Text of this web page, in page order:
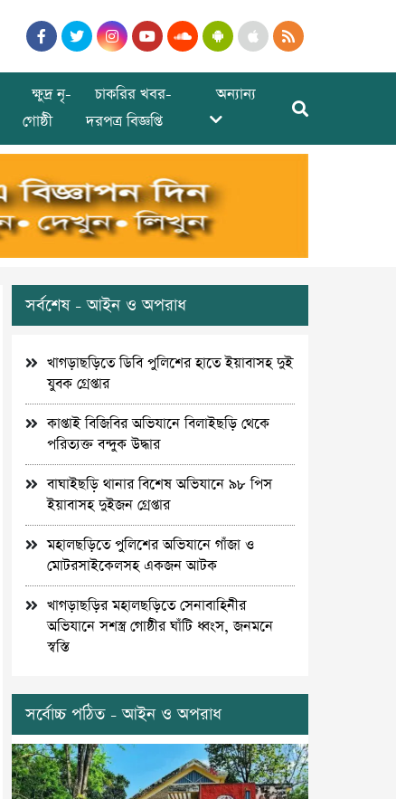
ক্ষুদ্র নৃ-
গোষ্ঠী
চাকরির খবর-
দরপত্র বিজ্ঞপ্তি
অন্যান্য
সর্বশেষ - আইন ও অপরাধ
খাগড়াছড়িতে ডিবি পুলিশের হাতে ইয়াবাসহ দুই
যুবক গ্রেপ্তার
কাপ্তাই বিজিবির অভিযানে বিলাইছড়ি থেকে
পরিত্যক্ত বন্দুক উদ্ধার
বাঘাইছড়ি থানার বিশেষ অভিযানে ৯৮ পিস
ইয়াবাসহ দুইজন গ্রেপ্তার
মহালছড়িতে পুলিশের অভিযানে গাঁজা ও
মোটরসাইকেলসহ একজন আটক
খাগড়াছড়ির মহালছড়িতে সেনাবাহিনীর
অভিযানে সশস্ত্র গোষ্ঠীর ঘাঁটি ধ্বংস, জনমনে
স্বস্তি
সর্বোচ্চ পঠিত - আইন ও অপরাধ